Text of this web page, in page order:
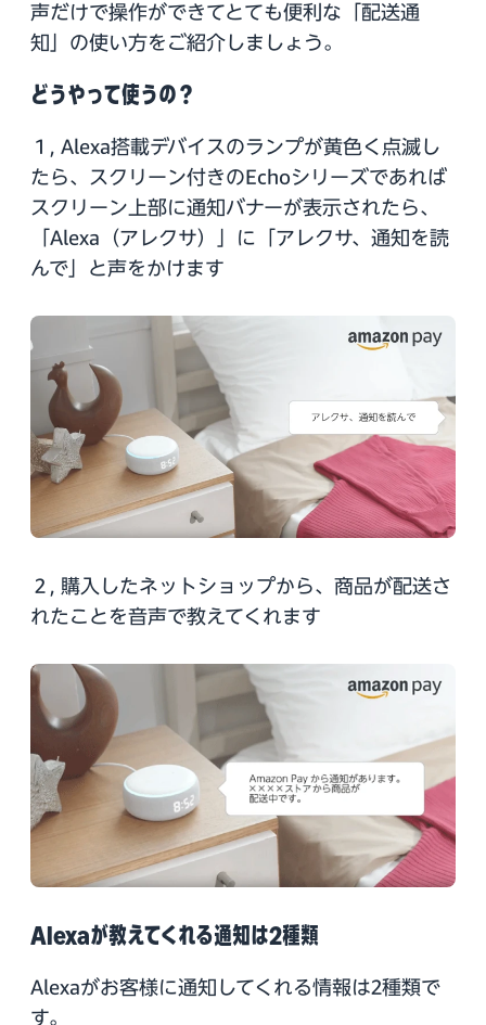
声だけで操作ができてとても便利な「配送通
知」の使い方をご紹介しましょう。
どうやって使うの？
１, Alexa搭載デバイスのランプが黄色く点滅し
たら、スクリーン付きのEchoシリーズであれば
スクリーン上部に通知バナーが表示されたら、
「Alexa（アレクサ）」に「アレクサ、通知を読
んで」と声をかけます
２, 購入したネットショップから、商品が配送さ
れたことを音声で教えてくれます
Alexaが教えてくれる通知は2種類
Alexaがお客様に通知してくれる情報は2種類で
す。